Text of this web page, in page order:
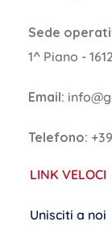
Sede
1^ Piano -
Email:
Telefono:
LINK VELOCI
Unisciti a noi